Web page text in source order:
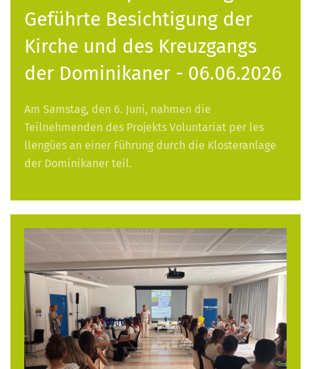
Geführte Besichtigung der
Kirche und des Kreuzgangs
der Dominikaner - 06.06.2026
Am Samstag, den 6. Juni, nahmen die
Teilnehmenden des Projekts Voluntariat per les
llengües an einer Führung durch die Klosteranlage
der Dominikaner teil.